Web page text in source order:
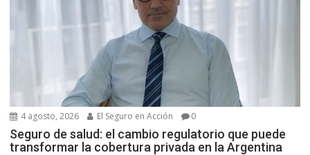
4 agosto, 2026 El Seguro en Acción 0
Seguro de salud: el cambio regulatorio que puede
transformar la cobertura privada en la Argentina